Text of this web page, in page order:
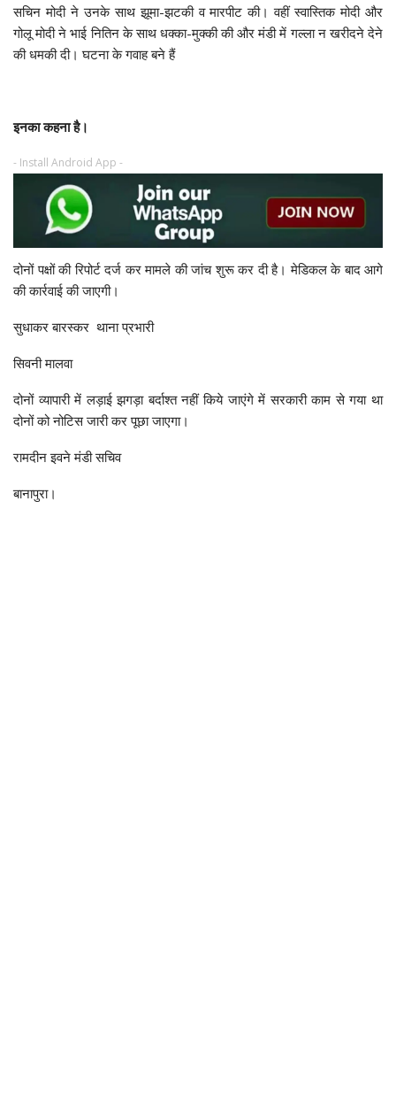
सचिन मोदी ने उनके साथ झूमा-झटकी व मारपीट की। वहीं स्वास्तिक मोदी और
गोलू मोदी ने भाई नितिन के साथ धक्का-मुक्की की और मंडी में गल्ला न खरीदने देने
की धमकी दी। घटना के गवाह बने हैं
इनका कहना है।
- Install Android App -
दोनों पक्षों की रिपोर्ट दर्ज कर मामले की जांच शुरू कर दी है। मेडिकल के बाद आगे
की कार्रवाई की जाएगी।
सुधाकर बारस्कर थाना प्रभारी
सिवनी मालवा
दोनों व्यापारी में लड़ाई झगड़ा बर्दाश्त नहीं किये जाएंगे में सरकारी काम से गया था
दोनों को नोटिस जारी कर पूछा जाएगा।
रामदीन इवने मंडी सचिव
बानापुरा।